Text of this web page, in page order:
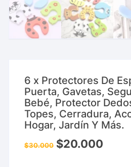
6 x Protectores De
Puerta, Gavetas,
Bebé, Protector
Topes, Cerradura,
Hogar, Jardín Y Más.
$30.000 $20.000